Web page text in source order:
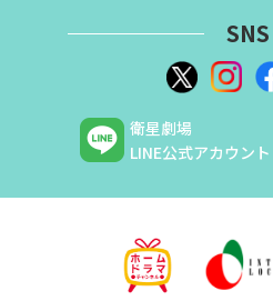
SNS
衛星劇場
LINE公式アカウント